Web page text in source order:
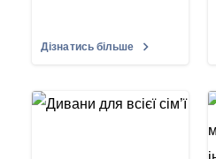
Дізнатись більше